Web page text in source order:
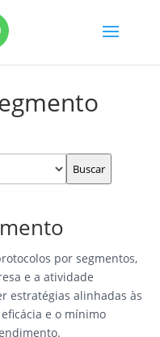
Buscar
por segmentos,
e a atividade
estratégias alinhadas às
e o mínimo